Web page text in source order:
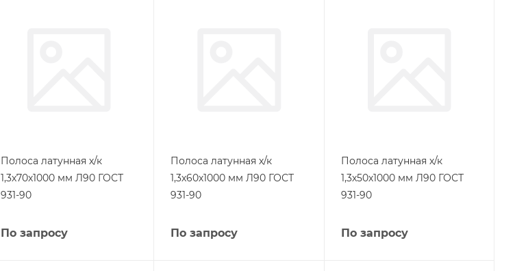
Полоса латунная х/к
1,3х70х1000 мм Л90 ГОСТ
931-90
По запросу
Полоса латунная х/к
1,3х60х1000 мм Л90 ГОСТ
931-90
По запросу
Полоса латунная х/к
1,3х50х1000 мм Л90 ГОСТ
931-90
По запросу